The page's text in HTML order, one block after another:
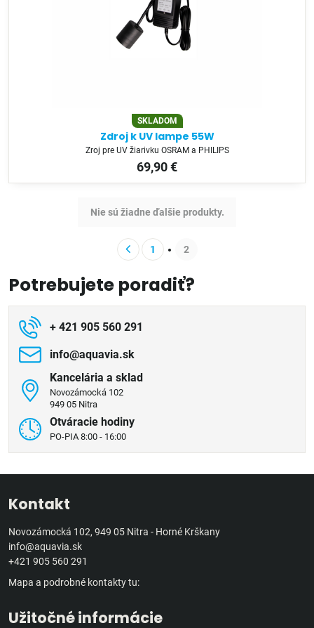
SKLADOM
Zdroj k UV lampe 55W
Zroj pre UV žiarivku OSRAM a PHILIPS
69,90 €
Nie sú žiadne ďalšie produkty.
1 2
Potrebujete poradiť?
+ 421 905 560 291
info​@aquavia​.sk
Kancelária a sklad
Novozámocká 102
949 05 Nitra
Otváracie hodiny
PO-PIA 8:00 - 16:00
Kontakt
Novozámocká 102, 949 05 Nitra - Horné Krškany
info@aquavia.sk
+421 905 560 291
Mapa a podrobné kontakty tu:
Užitočné informácie